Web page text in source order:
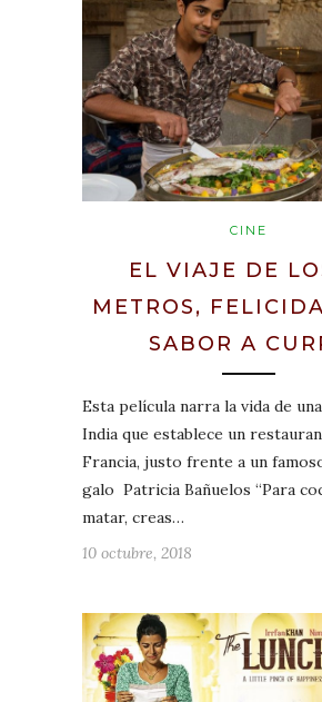
CINE
EL VIAJE DE
METROS,
SABOR A
Esta película narra la vida de
India que establece un
Francia, justo frente a un
galo Patricia Bañuelos “Para
matar, creas…
10 octubre, 2018